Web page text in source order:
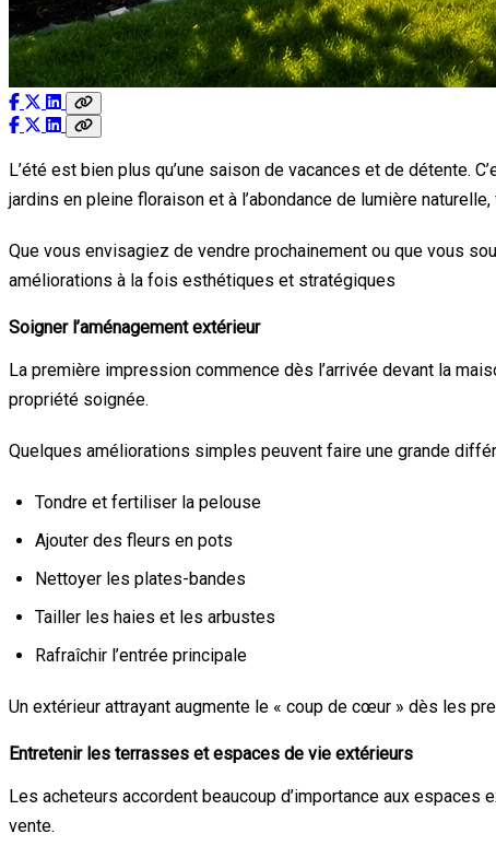
L’été est bien plus qu’une saison de vacances et de détente.
jardins en pleine floraison et à l’abondance de lumière
Que vous envisagiez de vendre prochainement ou que vous
améliorations à la fois esthétiques et stratégiques
Soigner l’aménagement extérieur
La première impression commence dès l’arrivée devant la
propriété soignée.
Quelques améliorations simples peuvent faire une grande
Tondre et fertiliser la pelouse
Ajouter des fleurs en pots
Nettoyer les plates-bandes
Tailler les haies et les arbustes
Rafraîchir l’entrée principale
Un extérieur attrayant augmente le « coup de cœur » dès les
Entretenir les terrasses et espaces de vie extérieurs
Les acheteurs accordent beaucoup d’importance aux
vente.